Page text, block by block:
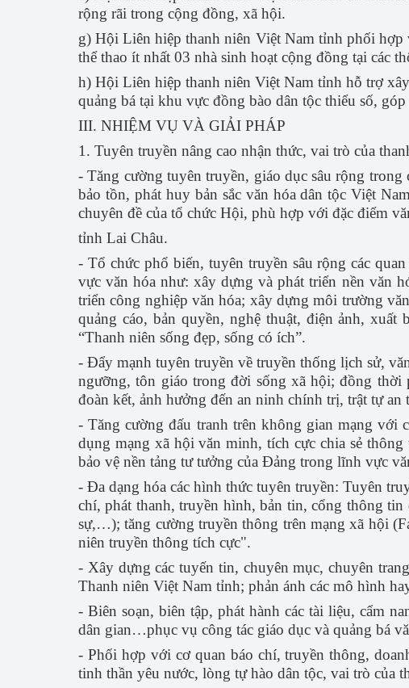
rộng rãi trong cộng đồng, xã hội.
g) Hội Liên hiệp thanh niên Việt Nam tỉnh phối hợp
thể thao ít nhất 03 nhà sinh hoạt cộng đồng tại các
h) Hội Liên hiệp thanh niên Việt Nam tỉnh hỗ trợ
quảng bá tại khu vực đồng bào dân tộc thiểu số,
III. NHIỆM VỤ VÀ GIẢI PHÁP
1. Tuyên truyền nâng cao nhận thức, vai trò của
- Tăng cường tuyên truyền, giáo dục sâu rộng
bảo tồn, phát huy bản sắc văn hóa dân tộc Việt
chuyên đề của tổ chức Hội, phù hợp với đặc điểm
tỉnh Lai Châu.
- Tổ chức phổ biến, tuyên truyền sâu rộng các
vực văn hóa như: xây dựng và phát triển nền văn
triển công nghiệp văn hóa; xây dựng môi trường
quảng cáo, bản quyền, nghệ thuật, điện ảnh, xuất
“Thanh niên sống đẹp, sống có ích”.
- Đẩy mạnh tuyên truyền về truyền thống lịch sử,
ngưỡng, tôn giáo trong đời sống xã hội; đồng
đoàn kết, ảnh hưởng đến an ninh chính trị, trật tự
- Tăng cường đấu tranh trên không gian mạng với
dụng mạng xã hội văn minh, tích cực chia sẻ
bảo vệ nền tảng tư tưởng của Đảng trong lĩnh vực
- Đa dạng hóa các hình thức tuyên truyền: Tuyên
chí, phát thanh, truyền hình, bản tin, cổng thông
sự,…); tăng cường truyền thông trên mạng xã hội
niên truyền thông tích cực".
- Xây dựng các tuyến tin, chuyên mục, chuyên
Thanh niên Việt Nam tỉnh; phản ánh các mô hình
- Biên soạn, biên tập, phát hành các tài liệu, cẩm
dân gian…phục vụ công tác giáo dục và quảng bá
- Phối hợp với cơ quan báo chí, truyền thông,
tinh thần yêu nước, lòng tự hào dân tộc, vai trò của